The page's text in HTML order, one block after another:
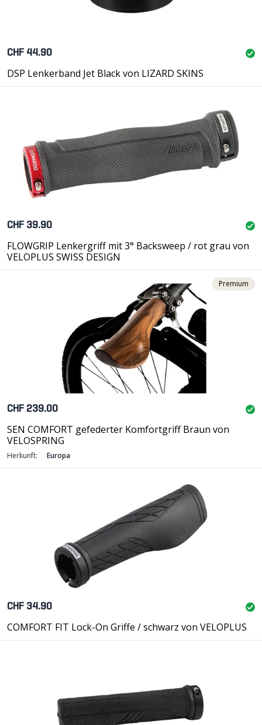
CHF 44.90
DSP Lenkerband Jet Black von LIZARD SKINS
CHF 39.90
FLOWGRIP Lenkergriff mit 3° Backsweep / rot grau von
VELOPLUS SWISS DESIGN
Premium
CHF 239.00
SEN COMFORT gefederter Komfortgriff Braun von
VELOSPRING
Herkunft: Europa
CHF 34.90
COMFORT FIT Lock-On Griffe / schwarz von VELOPLUS